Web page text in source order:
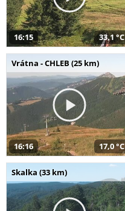
16:15 33,1 °C
Vrátna - CHLEB (25 km)
16:16 17,0 °C
Skalka (33 km)